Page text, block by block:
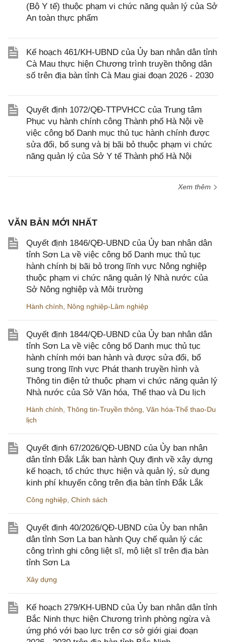
(Bộ Y tế) thuộc phạm vi chức năng quản lý của Sở
An toàn thực phẩm
Kế hoạch 461/KH-UBND của Ủy ban nhân dân tỉnh
Cà Mau thực hiện Chương trình truyền thông dân
số trên địa bàn tỉnh Cà Mau giai đoạn 2026 - 2030
Quyết định 1072/QĐ-TTPVHCC của Trung tâm
Phục vụ hành chính công Thành phố Hà Nội về
việc công bố Danh mục thủ tục hành chính được
sửa đổi, bổ sung và bị bãi bỏ thuộc phạm vi chức
năng quản lý của Sở Y tế Thành phố Hà Nội
Xem thêm
VĂN BẢN MỚI NHẤT
Quyết định 1846/QĐ-UBND của Ủy ban nhân dân
tỉnh Sơn La về việc công bố Danh mục thủ tục
hành chính bị bãi bỏ trong lĩnh vực Nông nghiệp
thuộc phạm vi chức năng quản lý Nhà nước của
Sở Nông nghiệp và Môi trường
Hành chính Nông nghiệp-Lâm nghiệp
Quyết định 1844/QĐ-UBND của Ủy ban nhân dân
tỉnh Sơn La về việc công bố Danh mục thủ tục
hành chính mới ban hành và được sửa đổi, bổ
sung trong lĩnh vực Phát thanh truyền hình và
Thông tin điện tử thuộc phạm vi chức năng quản lý
Nhà nước của Sở Văn hóa, Thể thao và Du lịch
Hành chính Thông tin-Truyền thông Văn hóa-Thể thao-Du
lịch
Quyết định 67/2026/QĐ-UBND của Ủy ban nhân
dân tỉnh Đắk Lắk ban hành Quy định về xây dựng
kế hoạch, tổ chức thực hiện và quản lý, sử dụng
kinh phí khuyến công trên địa bàn tỉnh Đắk Lắk
Công nghiệp Chính sách
Quyết định 40/2026/QĐ-UBND của Ủy ban nhân
dân tỉnh Sơn La ban hành Quy chế quản lý các
công trình ghi công liệt sĩ, mộ liệt sĩ trên địa bàn
tỉnh Sơn La
Xây dựng
Kế hoạch 279/KH-UBND của Ủy ban nhân dân tỉnh
Bắc Ninh thực hiện Chương trình phòng ngừa và
ứng phó với bạo lực trên cơ sở giới giai đoạn